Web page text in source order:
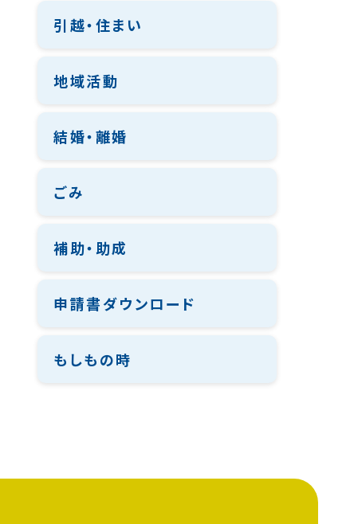
引越・住まい
地域活動
結婚・離婚
ごみ
補助・助成
申請書ダウンロード
もしもの時